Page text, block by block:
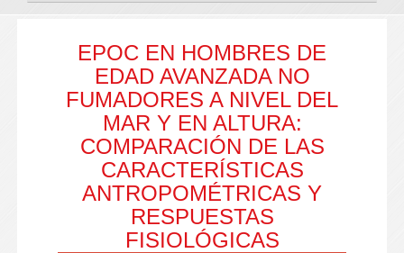
EPOC EN HOMBRES DE
EDAD AVANZADA NO
FUMADORES A NIVEL DEL
MAR Y EN ALTURA:
COMPARACIÓN DE LAS
CARACTERÍSTICAS
ANTROPOMÉTRICAS Y
RESPUESTAS
FISIOLÓGICAS